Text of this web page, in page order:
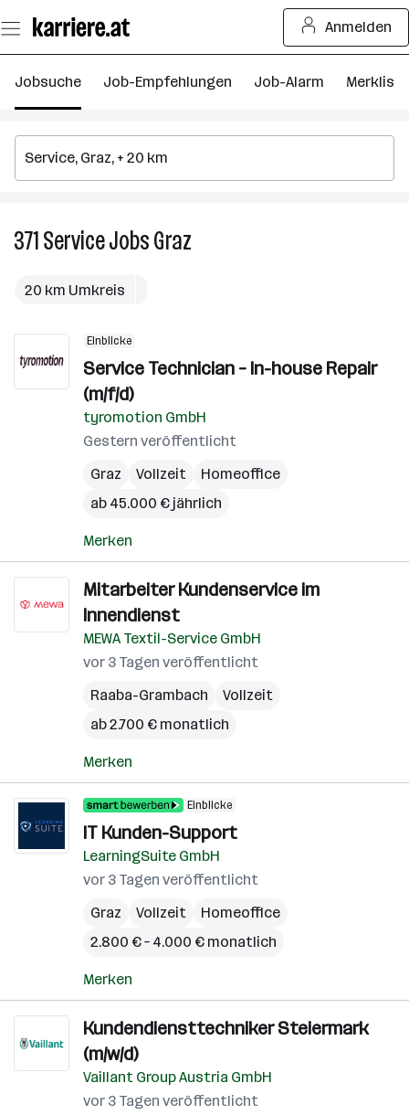
Seiteninhalt
springen
Anmelden
Jobsuche Job-Empfehlungen Job-Alarm Merkliste
371ServiceJobsGraz
20 km Umkreis
Einblicke
Service Technician – In-house Repair
(m/f/d)
tyromotion GmbH
Gestern veröffentlicht
Graz
Vollzeit
Homeoffice
ab 45.000 € jährlich
Merken
Mitarbeiter Kundenservice im
Innendienst
MEWA Textil-Service GmbH
vor 3 Tagen veröffentlicht
Raaba-Grambach
Vollzeit
ab 2.700 € monatlich
Merken
Einblicke
IT Kunden-Support
LearningSuite GmbH
vor 3 Tagen veröffentlicht
Graz
Vollzeit
Homeoffice
2.800 € – 4.000 € monatlich
Merken
Kundendiensttechniker Steiermark
(m/w/d)
Vaillant Group Austria GmbH
vor 3 Tagen veröffentlicht